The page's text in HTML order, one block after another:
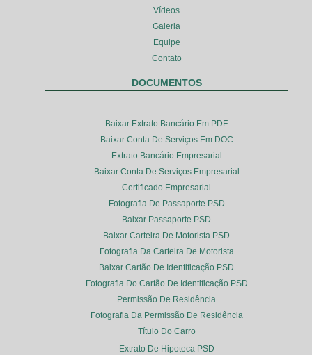
Vídeos
Galeria
Equipe
Contato
DOCUMENTOS
Baixar Extrato Bancário Em PDF
Baixar Conta De Serviços Em DOC
Extrato Bancário Empresarial
Baixar Conta De Serviços Empresarial
Certificado Empresarial
Fotografia De Passaporte PSD
Baixar Passaporte PSD
Baixar Carteira De Motorista PSD
Fotografia Da Carteira De Motorista
Baixar Cartão De Identificação PSD
Fotografia Do Cartão De Identificação PSD
Permissão De Residência
Fotografia Da Permissão De Residência
Título Do Carro
Extrato De Hipoteca PSD